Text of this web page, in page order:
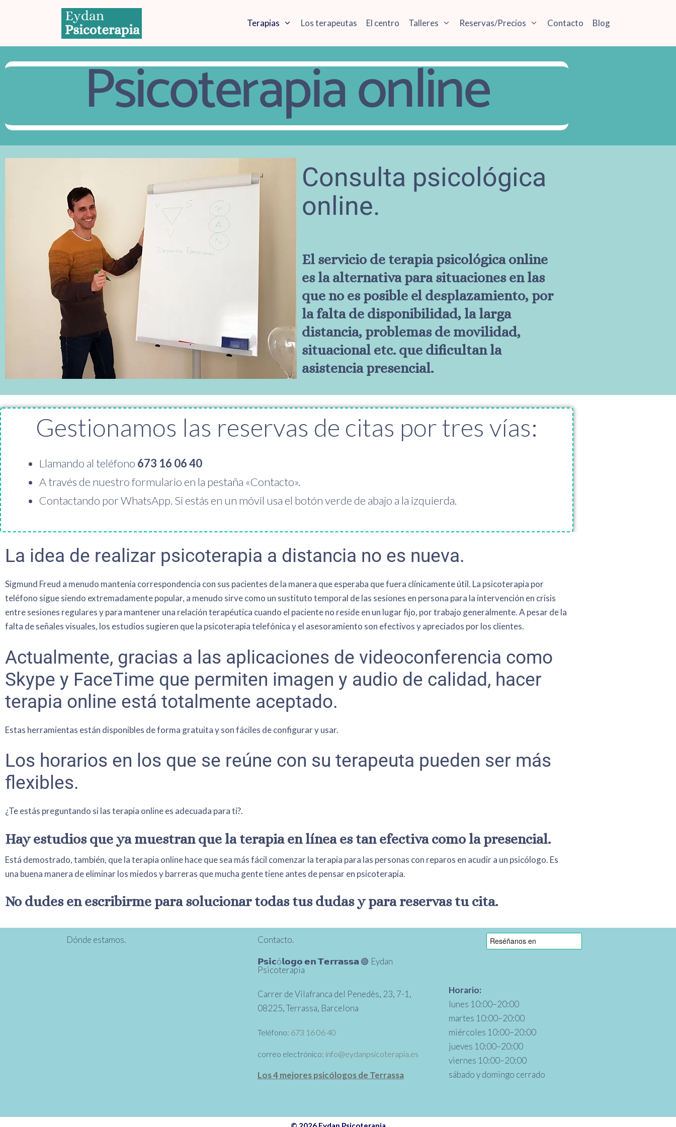
Terapias Los terapeutas El centro Talleres Reservas/Precios Contacto Blog
Psicoterapia online
Consulta psicológica
online.
El servicio de terapia psicológica online
es la alternativa para situaciones en las
que no es posible el desplazamiento, por
la falta de disponibilidad, la larga
distancia, problemas de movilidad,
situacional etc. que dificultan la
asistencia presencial.
Gestionamos las reservas de citas por tres vías:
Llamando al teléfono 673 16 06 40
A través de nuestro formulario en la pestaña «Contacto».
Contactando por WhatsApp. Si estás en un móvil usa el botón verde de abajo a la izquierda.
La idea de realizar psicoterapia a distancia no es nueva.
Sigmund Freud a menudo mantenía correspondencia con sus pacientes de la manera que esperaba que fuera clínicamente útil. La psicoterapia por
teléfono sigue siendo extremadamente popular, a menudo sirve como un sustituto temporal de las sesiones en persona para la intervención en crisis
entre sesiones regulares y para mantener una relación terapéutica cuando el paciente no reside en un lugar fijo, por trabajo generalmente. A pesar de la
falta de señales visuales, los estudios sugieren que la psicoterapia telefónica y el asesoramiento son efectivos y apreciados por los clientes.
Actualmente, gracias a las aplicaciones de videoconferencia como
Skype y FaceTime que permiten imagen y audio de calidad, hacer
terapia online está totalmente aceptado.
Estas herramientas están disponibles de forma gratuita y son fáciles de configurar y usar.
Los horarios en los que se reúne con su terapeuta pueden ser más
flexibles.
¿Te estás preguntando si las terapia online es adecuada para ti?.
Hay estudios que ya muestran que la terapia en línea es tan efectiva como la presencial.
Está demostrado, también, que la terapia online hace que sea más fácil comenzar la terapia para las personas con reparos en acudir a un psicólogo. Es
una buena manera de eliminar los miedos y barreras que mucha gente tiene antes de pensar en psicoterapia.
No dudes en escribirme para solucionar todas tus dudas y para reservas tu cita.
Dónde estamos. Contacto.
𝗣𝘀𝗶𝗰ó𝗹𝗼𝗴𝗼 𝗲𝗻 𝗧𝗲𝗿𝗿𝗮𝘀𝘀𝗮 🟢 Eydan
Psicoterapia
Carrer de Vilafranca del Penedès, 23, 7-1,
08225, Terrassa, Barcelona
Teléfono: 673 16 06 40
correo electrónico: info@eydanpsicoterapia.es
Los 4 mejores psicólogos de Terrassa
Horario:
lunes 10:00–20:00
martes 10:00–20:00
miércoles 10:00–20:00
jueves 10:00–20:00
viernes 10:00–20:00
sábado y domingo cerrado